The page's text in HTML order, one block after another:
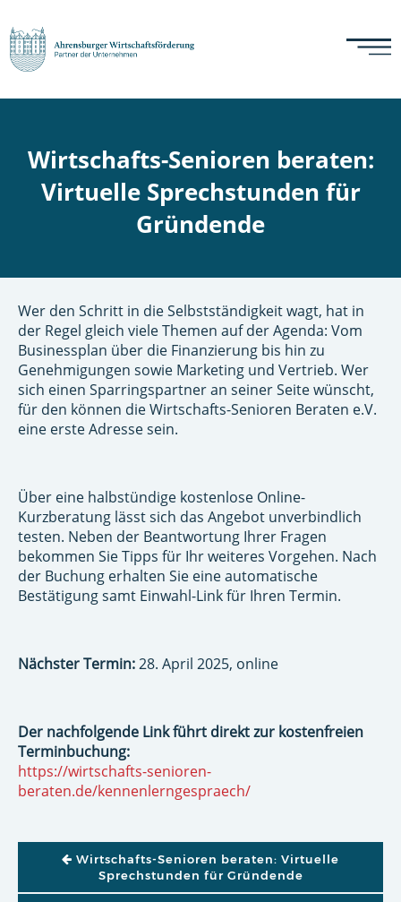
Wirtschafts-Senioren beraten:
Virtuelle Sprechstunden für
Gründende
Wer den Schritt in die Selbstständigkeit wagt, hat in
der Regel gleich viele Themen auf der Agenda: Vom
Businessplan über die Finanzierung bis hin zu
Genehmigungen sowie Marketing und Vertrieb. Wer
sich einen Sparringspartner an seiner Seite wünscht,
für den können die Wirtschafts-Senioren Beraten e.V.
eine erste Adresse sein.
Über eine halbstündige kostenlose Online-
Kurzberatung lässt sich das Angebot unverbindlich
testen. Neben der Beantwortung Ihrer Fragen
bekommen Sie Tipps für Ihr weiteres Vorgehen. Nach
der Buchung erhalten Sie eine automatische
Bestätigung samt Einwahl-Link für Ihren Termin.
Nächster Termin:28. April 2025, online
Der nachfolgende Link führt direkt zur kostenfreien
Terminbuchung:
https://wirtschafts-senioren-
beraten.de/kennenlerngespraech/
BEITRAGSNAVIGATION
Wirtschafts-Senioren beraten: Virtuelle
Sprechstunden für Gründende